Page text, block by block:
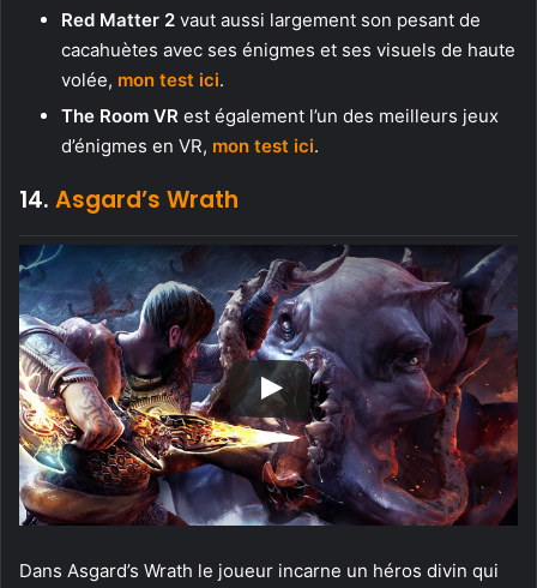
Red Matter 2 vaut aussi largement son pesant de
cacahuètes avec ses énigmes et ses visuels de haute
volée, mon test ici.
The Room VR est également l’un des meilleurs jeux
d’énigmes en VR, mon test ici.
14. Asgard’s Wrath
Dans Asgard’s Wrath le joueur incarne un héros divin qui